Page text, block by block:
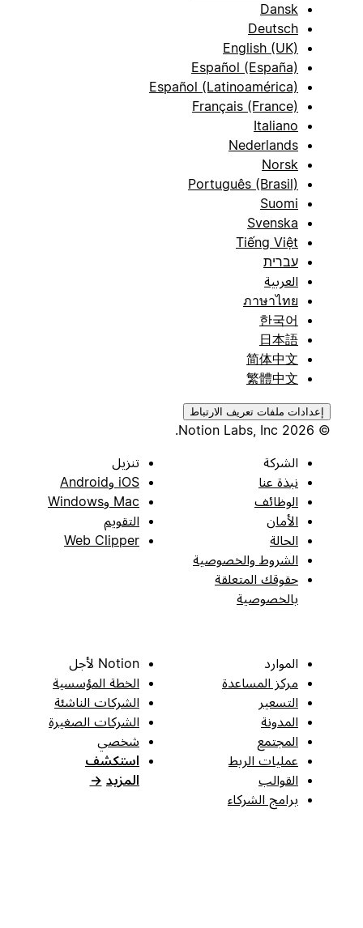
Dansk
Deutsch
English (UK)
Español (España)
Español (Latinoamérica)
Français (France)
Italiano
Nederlands
Norsk
Português (Brasil)
Suomi
Svenska
Tiếng Việt
עברית
العربية
ภาษาไทย
한국어
日本語
简体中文
繁體中文
إعدادات ملفات تعريف الارتباط
الشركة
نبذة عنا
الوظائف
الأمان
الحالة
الشروط والخصوصية
حقوقك المتعلقة
بالخصوصية
تنزيل
iOS وAndroid
Mac وWindows
التقويم
Web Clipper
الموارد
مركز المساعدة
التسعير
المدونة
المجتمع
عمليات الربط
القوالب
برامج الشركاء
Notion لأجل
الخطة المؤسسية
الشركات الناشئة
الشركات الصغيرة
شخصي
استكشف
المزيد →